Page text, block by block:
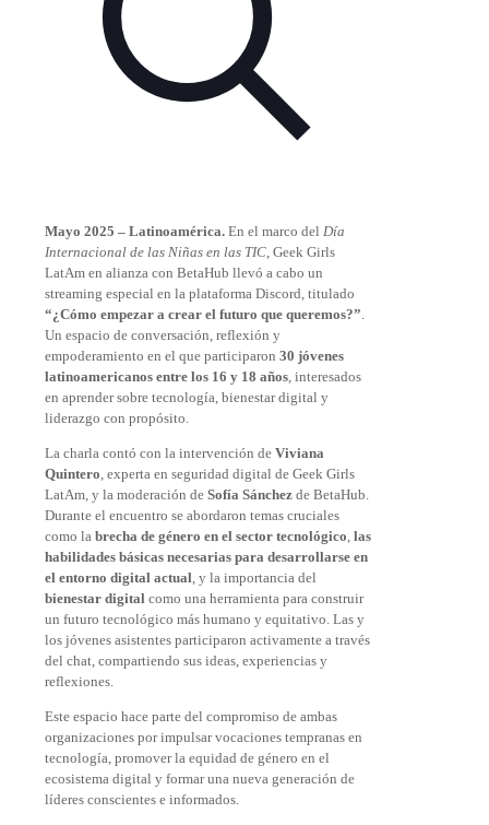
Mayo 2025 – Latinoamérica. En el marco del Día
Internacional de las Niñas en las TIC, Geek Girls
LatAm en alianza con BetaHub llevó a cabo un
streaming especial en la plataforma Discord, titulado
“¿Cómo empezar a crear el futuro que queremos?”.
Un espacio de conversación, reflexión y
empoderamiento en el que participaron 30 jóvenes
latinoamericanos entre los 16 y 18 años, interesados
en aprender sobre tecnología, bienestar digital y
liderazgo con propósito.
La charla contó con la intervención de Viviana
Quintero, experta en seguridad digital de Geek Girls
LatAm, y la moderación de Sofía Sánchez de BetaHub.
Durante el encuentro se abordaron temas cruciales
como la brecha de género en el sector tecnológico, las
habilidades básicas necesarias para desarrollarse en
el entorno digital actual, y la importancia del
bienestar digital como una herramienta para construir
un futuro tecnológico más humano y equitativo. Las y
los jóvenes asistentes participaron activamente a través
del chat, compartiendo sus ideas, experiencias y
reflexiones.
Este espacio hace parte del compromiso de ambas
organizaciones por impulsar vocaciones tempranas en
tecnología, promover la equidad de género en el
ecosistema digital y formar una nueva generación de
líderes conscientes e informados.